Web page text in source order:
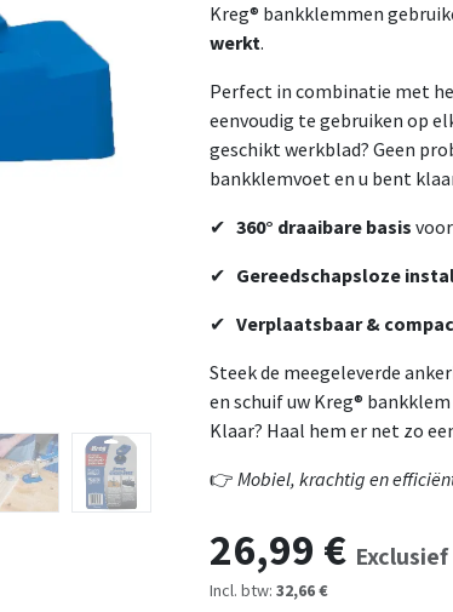
Kreg® bankklemmen
werkt.
Perfect in combinatie met
eenvoudig te gebruiken op
geschikt werkblad? Geen
bankklemvoet en u bent
✔ 360° draaibare basis
✔ Gereedschapsloze
✔ Verplaatsbaar &
Steek de meegeleverde
en schuif uw Kreg®
Klaar? Haal hem er net zo
👉 Mobiel, krachtig en
26,99 €
Incl. btw: 32,66 €